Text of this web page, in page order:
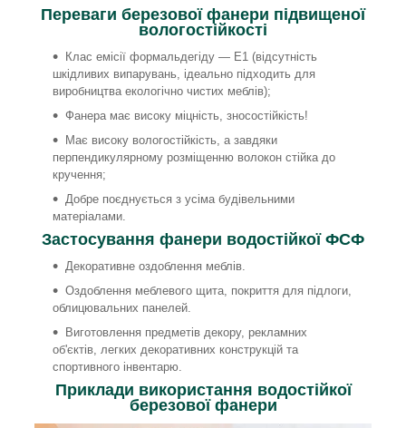
Переваги березової фанери підвищеної
вологостійкості
Клас емісії формальдегіду — E1 (відсутність
шкідливих випарувань, ідеально підходить для
виробництва екологічно чистих меблів);
Фанера має високу міцність, зносостійкість!
Має високу вологостійкість, а завдяки
перпендикулярному розміщенню волокон стійка до
кручення;
Добре поєднується з усіма будівельними
матеріалами.
Застосування фанери водостійкої ФСФ
Декоративне оздоблення меблів.
Оздоблення меблевого щита, покриття для підлоги,
облицювальних панелей.
Виготовлення предметів декору, рекламних
об'єктів, легких декоративних конструкцій та
спортивного інвентарю.
Приклади використання водостійкої
березової фанери